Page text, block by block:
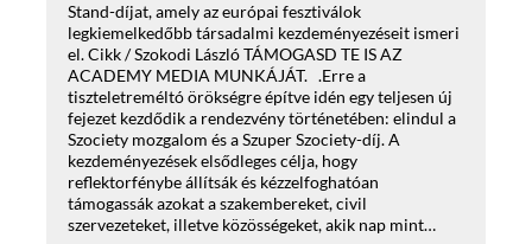
Stand-díjat, amely az európai fesztiválok
legkiemelkedőbb társadalmi kezdeményezéseit ismeri
el. Cikk / Szokodi László TÁMOGASD TE IS AZ
ACADEMY MEDIA MUNKÁJÁT. .Erre a
tiszteletreméltó örökségre építve idén egy teljesen új
fejezet kezdődik a rendezvény történetében: elindul a
Szociety mozgalom és a Szuper Szociety-díj. A
kezdeményezések elsődleges célja, hogy
reflektorfénybe állítsák és kézzelfoghatóan
támogassák azokat a szakembereket, civil
szervezeteket, illetve közösségeket, akik nap mint…